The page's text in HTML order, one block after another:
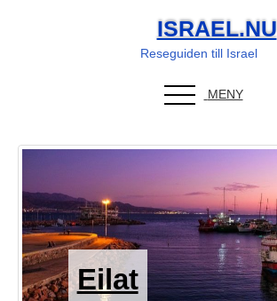
ISRAEL.NU
Reseguiden till Israel
MENY
Eilat